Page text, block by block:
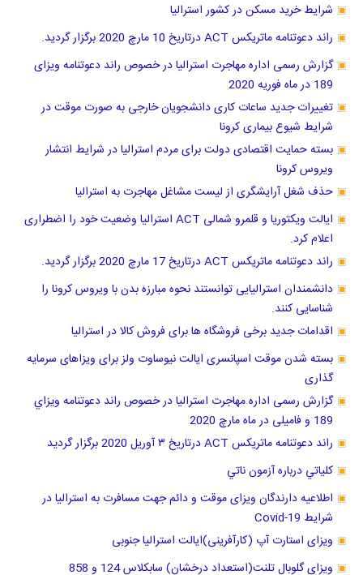
شرایط خرید مسکن در کشور استرالیا
راند دعوتنامه ماتریکس ACT درتاریخ 10 مارچ 2020 برگزار گردید.
گزارش رسمی اداره مهاجرت استرالیا در خصوص راند دعوتنامه ویزای
189 در ماه فوریه 2020
تغییرات جدید ساعات کاری دانشجویان خارجی به صورت موقت در
شرایط شیوع بیماری کرونا
بسته حمایت اقتصادی دولت برای مردم استرالیا در شرایط انتشار
ویروس کرونا
حذف شغل آرایشگری از لیست مشاغل مهاجرت به استرالیا
ایالت ویکتوریا و قلمرو شمالی ACT استرالیا وضعیت خود را اضطراری
اعلام کرد.
راند دعوتنامه ماتریکس ACT درتاریخ 17 مارچ 2020 برگزار گردید.
دانشمندان استرالیایی توانستند نحوه مبارزه بدن با ویروس کرونا را
شناسایی کنند.
اقدامات جدید برخی فروشگاه ها برای فروش کالا در استرالیا
بسته شدن موقت اسپانسری ایالت نیوساوت ولز برای ویزاهای سرمایه
گذاری
گزارش رسمی اداره مهاجرت استرالیا در خصوص راند دعوتنامه ويزاي
189 و فامیلی در ماه مارچ 2020
راند دعوتنامه ماتریکس ACT درتاریخ ٣ آوریل 2020 برگزار گرديد
كلياتي درباره آزمون ناتي
اطلاعیه دارندگان ویزای موقت و دائم جهت مسافرت به استرالیا در
شرایط Covid-19
ویزای استارت آپ (کارآفرینی)ایالت استرالیا جنوبی
ویزای گلوبال تلنت(استعداد درخشان) سابکلاس 124 و 858